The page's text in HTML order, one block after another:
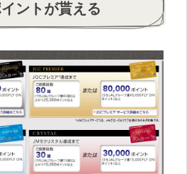
ントが貰える